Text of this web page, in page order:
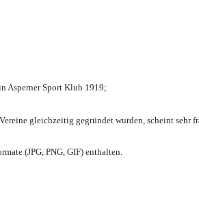
Asperner Sport Klub 1919;
gleichzeitig gegründet wurden, scheint sehr
(JPG, PNG, GIF) enthalten.